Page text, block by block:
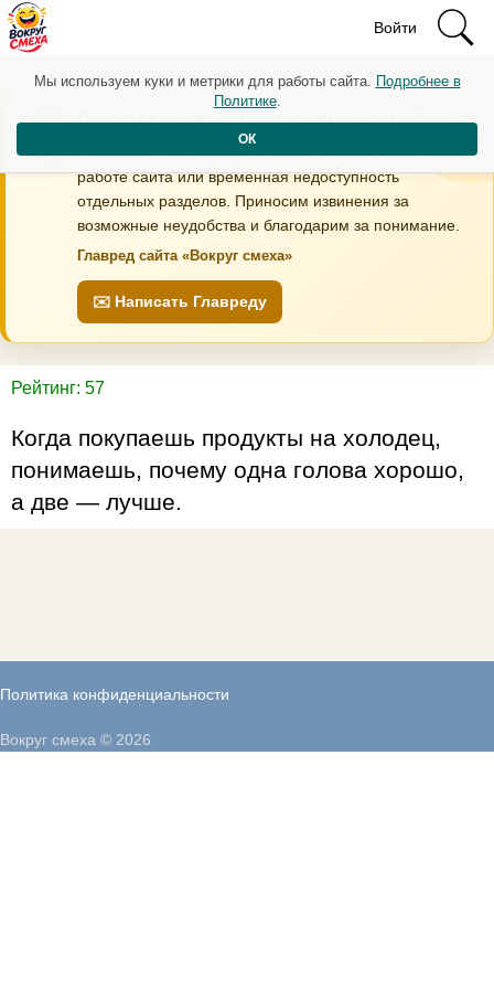
Войти
Сегодня проводятся технические работы
В течение дня возможны кратковременные перебои в
работе сайта или временная недоступность
отдельных разделов. Приносим извинения за
возможные неудобства и благодарим за понимание.
Главред сайта «Вокруг смеха»
✉️ Написать Главреду
Рейтинг: 57
Когда покупаешь продукты на холодец,
понимаешь, почему одна голова хорошо,
а две — лучше.
Политика конфиденциальности
Мы используем куки и метрики для работы сайта. Подробнее в
Политике.
ОК
Вокруг смеха © 2026